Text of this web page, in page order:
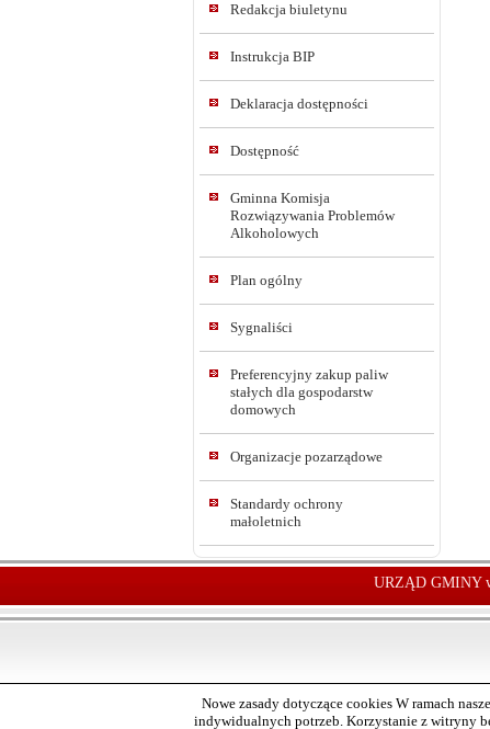
Redakcja biuletynu
Instrukcja BIP
Deklaracja dostępności
Dostępność
Gminna Komisja
Rozwiązywania Problemów
Alkoholowych
Plan ogólny
Sygnaliści
Preferencyjny zakup paliw
stałych dla gospodarstw
domowych
Organizacje pozarządowe
Standardy ochrony
małoletnich
URZĄD GMINY
Nowe zasady dotyczące cookies W ramach
indywidualnych potrzeb. Korzystanie z witryny